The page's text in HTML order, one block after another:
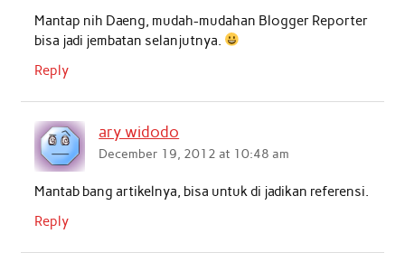
Mantap nih Daeng, mudah-mudahan Blogger Reporter
bisa jadi jembatan selanjutnya.
Reply
ary widodo
December 19, 2012 at 10:48 am
Mantab bang artikelnya, bisa untuk di jadikan referensi.
Reply